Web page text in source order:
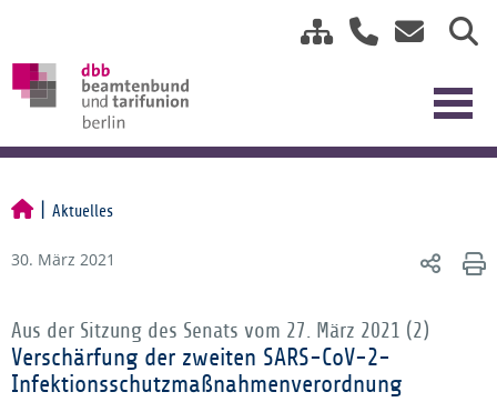
Aktuelles
30. März 2021
Aus der Sitzung des Senats vom 27. März 2021 (2)
Verschärfung der zweiten SARS-CoV-2-
Infektionsschutzmaßnahmenverordnung